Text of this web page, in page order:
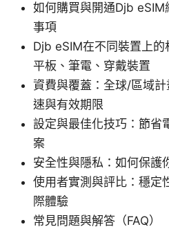
如何購買與開通Djb eSIM
事項
Djb eSIM在不同裝置上的
平板、筆電、穿戴裝置
資費與覆蓋：全球/區域
速與有效期限
設定與最佳化技巧：節省
案
安全性與隱私：如何保護
使用者實測與評比：穩定
際體驗
常見問題與解答（FAQ）